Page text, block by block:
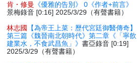
肯・修曼
《優雅的告別》 0《作者+前言》
景梅錄音 [0:16] 2025/3/29（有聲書籍）
林志國
【為帝王上菜：歷代宮廷御醫傳奇】
第三篇《魏晉南北朝時代》第二章《「寧飲
建業水，不食武昌魚」》書亞錄音 [0:19]
2025/3/29（有聲書籍）